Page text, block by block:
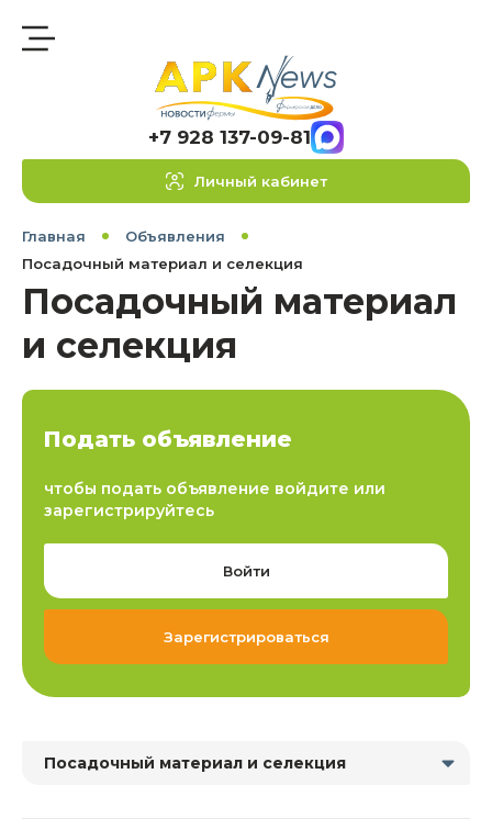
+7 928 137-09-81
Личный кабинет
Главная
Объявления
Посадочный материал и селекция
Посадочный материал
и селекция
Подать объявление
чтобы подать объявление войдите или
зарегистрируйтесь
Войти
Зарегистрироваться
Посадочный материал и селекция